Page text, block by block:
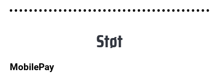
Støt
MobilePay